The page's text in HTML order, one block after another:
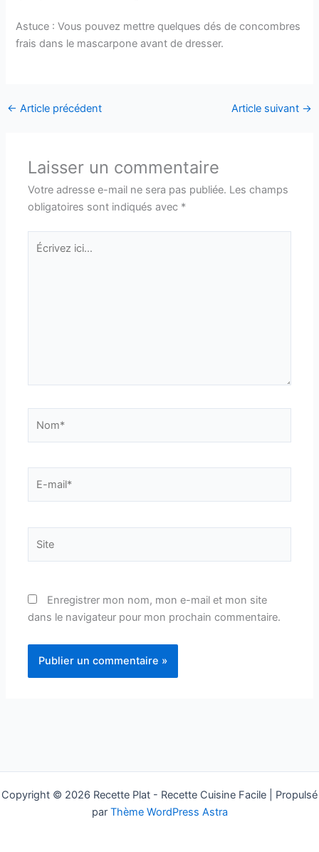
Astuce : Vous pouvez mettre quelques dés de concombres
frais dans le mascarpone avant de dresser.
← Article précédent Article suivant →
Laisser un commentaire
Votre adresse e-mail ne sera pas publiée. Les champs
obligatoires sont indiqués avec *
Écrivez
ici…
mail*
Enregistrer mon nom, mon e-mail et mon site
dans le navigateur pour mon prochain commentaire.
Copyright © 2026 Recette Plat - Recette Cuisine Facile | Propulsé
par Thème WordPress Astra